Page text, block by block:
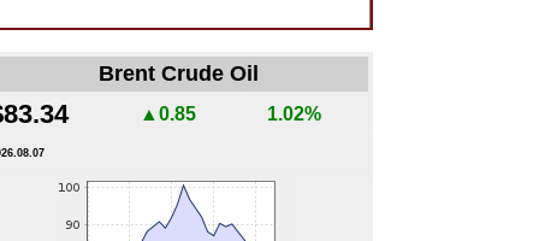
Brent Crude Oil
▲0.85 1.02%